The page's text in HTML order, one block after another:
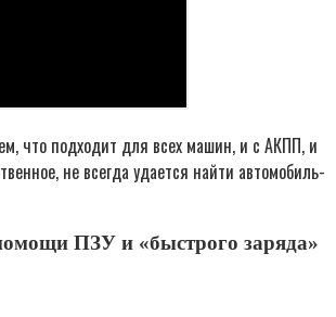
что подходит для всех машин, и с АКПП, и
не всегда удается найти автомобиль-
ПЗУ и «быстрого заряда»